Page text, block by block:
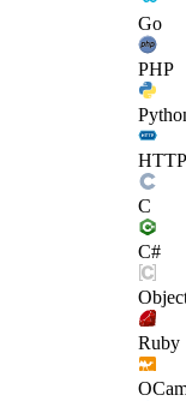
Go
PHP
HTTP
C
C#
Ruby